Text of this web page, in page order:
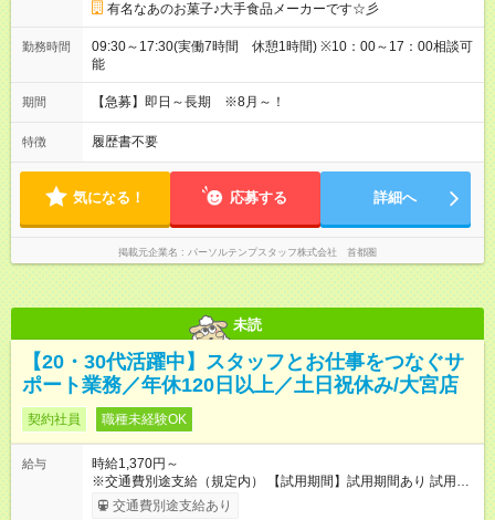
有名なあのお菓子♪大手食品メーカーです☆彡
勤務時間
09:30～17:30(実働7時間 休憩1時間) ※10：00～17：00相談可
能
期間 【急募】即日～長期 ※8月～！
特徴 履歴書不要
気になる！ 応募する 詳細へ
掲載元企業名 パーソルテンプスタッフ株式会社 首都圏
未読
【20・30代活躍中】スタッフとお仕事をつなぐサ
ポート業務／年休120日以上／土日祝休み/大宮店
契約社員 職種未経験OK
給与
時給1,370円～
※交通費別途支給（規定内） 【試用期間】試用期間あり 試用期
間の長さ：2ヶ月 雇用形態、給与は本採用時と同じです。
交通費別途支給あり